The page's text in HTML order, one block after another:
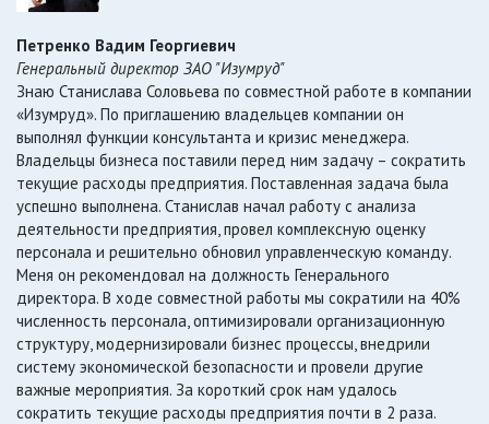
Петренко Вадим Георгиевич
Генеральный директор ЗАО "Изумруд"
Знаю Станислава Соловьева по совместной работе в компании
«Изумруд». По приглашению владельцев компании он
выполнял функции консультанта и кризис менеджера.
Владельцы бизнеса поставили перед ним задачу – сократить
текущие расходы предприятия. Поставленная задача была
успешно выполнена. Станислав начал работу с анализа
деятельности предприятия, провел комплексную оценку
персонала и решительно обновил управленческую команду.
Меня он рекомендовал на должность Генерального
директора. В ходе совместной работы мы сократили на 40%
численность персонала, оптимизировали организационную
структуру, модернизировали бизнес процессы, внедрили
систему экономической безопасности и провели другие
важные мероприятия. За короткий срок нам удалось
сократить текущие расходы предприятия почти в 2 раза.